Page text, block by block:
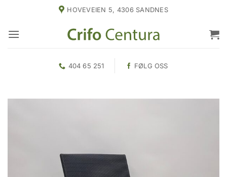
content
HOVEVEIEN 5, 4306 SANDNES
404 65 251 FØLG OSS